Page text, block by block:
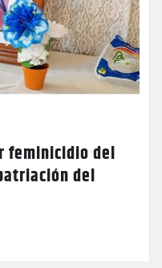
feminicidio del
del